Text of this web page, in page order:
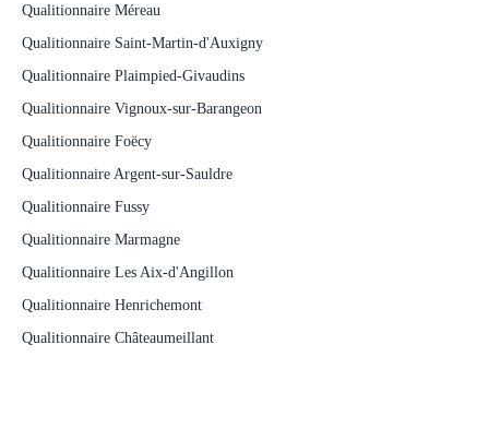
Qualitionnaire Méreau
Qualitionnaire Saint-Martin-d'Auxigny
Qualitionnaire Plaimpied-Givaudins
Qualitionnaire Vignoux-sur-Barangeon
Qualitionnaire Foëcy
Qualitionnaire Argent-sur-Sauldre
Qualitionnaire Fussy
Qualitionnaire Marmagne
Qualitionnaire Les Aix-d'Angillon
Qualitionnaire Henrichemont
Qualitionnaire Châteaumeillant